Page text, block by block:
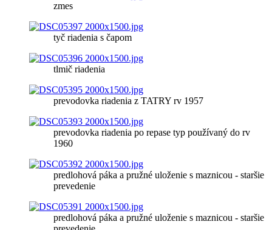
zmes
tyč riadenia s čapom
tlmič riadenia
prevodovka riadenia z TATRY rv 1957
prevodovka riadenia po repase typ používaný do rv
1960
predlohová páka a pružné uloženie s maznicou - staršie
prevedenie
predlohová páka a pružné uloženie s maznicou - staršie